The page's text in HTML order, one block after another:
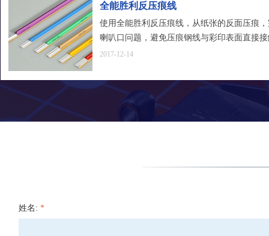
全能胜利反压痕线
使用全能胜利反压痕线，从纸张的反面压痕
喇叭口问题，避免压痕钢线与彩印表面直接
压痕效果。操作简单，节省时间和成本。
2017-12-14
姓名: *